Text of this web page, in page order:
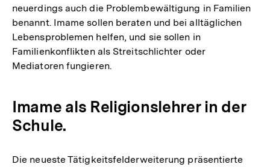
neuerdings auch die Problembewältigung in Familien
benannt. Imame sollen beraten und bei alltäglichen
Lebensproblemen helfen, und sie sollen in
Familienkonflikten als Streitschlichter oder
Mediatoren fungieren.
Imame als Religionslehrer in der
Schule.
Die neueste Tätigkeitsfelderweiterung präsentierte